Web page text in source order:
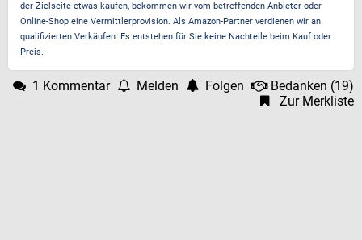
der Zielseite etwas kaufen, bekommen wir vom betreffenden Anbieter oder
Online-Shop eine Vermittlerprovision. Als Amazon-Partner verdienen wir an
qualifizierten Verkäufen. Es entstehen für Sie keine Nachteile beim Kauf oder
Preis.
1 Kommentar Melden Folgen Bedanken (19)
Zur Merkliste